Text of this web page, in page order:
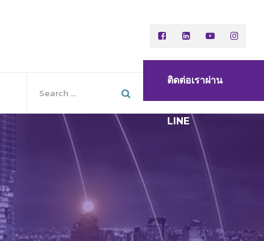
ติดต่อเราผ่าน
LINE